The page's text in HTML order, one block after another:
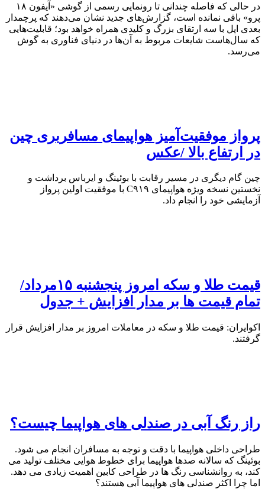
در حالی که فاصله چندانی تا رونمایی رسمی از گوشی «آیفون ۱۸
پرو» باقی نمانده است، گزارش‌های جدید نشان می‌دهند که پرچمدار
بعدی اپل با سه ارتقای بزرگ و کلیدی همراه خواهد بود؛ قابلیت‌هایی
که سال‌هاست شایعات مربوط به آن‌ها در دنیای فناوری به گوش
می‌رسد.
پرواز موفقیت‌آمیز هواپیمای مسافربری چین
در ارتفاع بالا /عکس
چین گام دیگری در مسیر رقابت با بوئینگ و ایرباس برداشت و
نخستین نسخه ویژه هواپیمای C۹۱۹ با موفقیت اولین پرواز
آزمایشی خود را انجام داد.
قیمت طلا و سکه امروز پنجشنبه ۱۵مرداد/
تمام قیمت ها بر مدار افزایش + جدول
اکوایران: قیمت طلا و سکه در معاملات امروز بر مدار افزایش قرار
گرفتند.
راز رنگ آبی در صندلی های هواپیما چیست؟
طراحی داخلی هواپیما با دقت و توجه به مسافران انجام می شود.
بوئینگ که سالانه صدها هواپیما برای خطوط هوایی مختلف تولید می
کند، به روانشناسی رنگ ها در طراحی کابین اهمیت زیادی می دهد.
اما چرا اکثر صندلی های هواپیما آبی هستند؟